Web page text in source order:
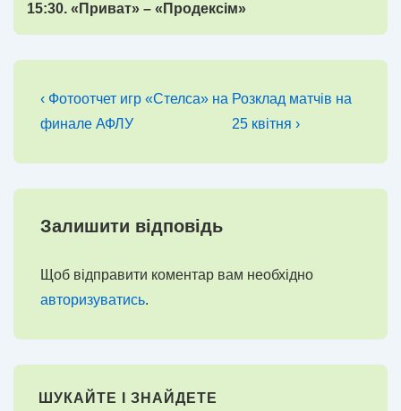
15:30. «Приват» – «Продексім»
Навігація
записів
Попередній
запис
‹ Фотоотчет игр «Стелса» на
финале АФЛУ
Наступний
запис
Розклад матчів на
25 квітня ›
Залишити відповідь
Щоб відправити коментар вам необхідно
авторизуватись.
ШУКАЙТЕ І ЗНАЙДЕТЕ